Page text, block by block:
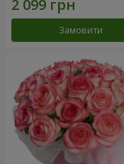
Замовити